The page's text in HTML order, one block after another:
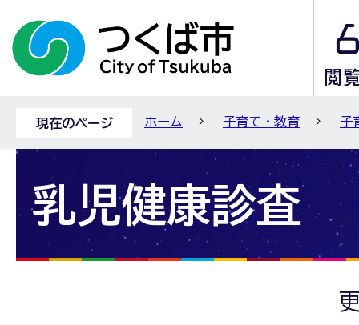
現在のページ ホーム 子育て・教育 子
乳児健康診査